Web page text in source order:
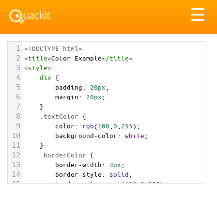
☰
1 <!DOCTYPE html>
2 <title>Color Example</title>
3 <style>
4 div {
5 padding: 20px;
6 margin: 20px;
7 }
8 .textColor {
9 color: rgb(100 0 255);
10 background-color: white;
11 }
12 .borderColor {
13 border-width: 3px;
14 border-style: solid;
15 border-color: rgb(100,0,255);